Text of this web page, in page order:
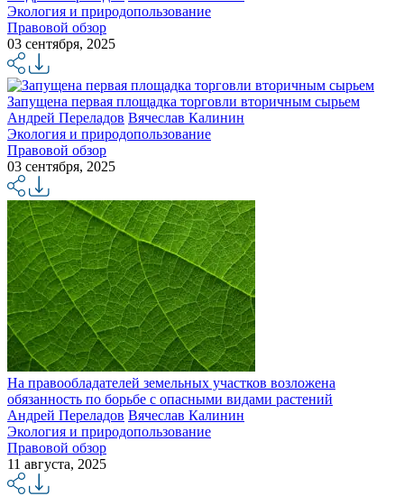
Экология и природопользование
Правовой обзор
03 сентября, 2025
Запущена первая площадка торговли вторичным сырьем
Андрей Переладов Вячеслав Калинин
Экология и природопользование
Правовой обзор
03 сентября, 2025
На правообладателей земельных участков возложена
обязанность по борьбе с опасными видами растений
Андрей Переладов Вячеслав Калинин
Экология и природопользование
Правовой обзор
11 августа, 2025